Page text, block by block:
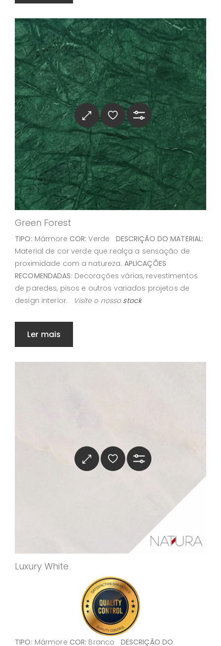
Green Forest
TIPO: Mármore COR: Verde DESCRIÇÃO DO MATERIAL:
Material de cor verde que realça a sensação de
proximidade com a natureza. APLICAÇÕES
RECOMENDADAS: Decorações várias, revestimentos
de paredes, pisos e outros variados projetos de
design interior.
Visite o nosso stock
Ler mais
Luxury White
TIPO: Mármore COR: Branco DESCRIÇÃO DO